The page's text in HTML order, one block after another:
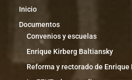
Inicio
Documentos
Convenios y escuelas
Enrique Kirberg Baltiansky
Reforma y rectorado de Enrique